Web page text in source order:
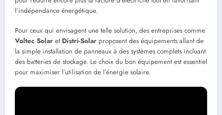
l’indépendance énergétique.
Pour ceux qui envisagent une telle solution, des entreprises comme
Voltec Solar et Distri-Solar proposent des équipements allant de
la simple installation de panneaux à des systèmes complets incluant
des batteries de stockage. Le choix du bon équipement est essentiel
pour maximiser l’utilisation de l’énergie solaire.